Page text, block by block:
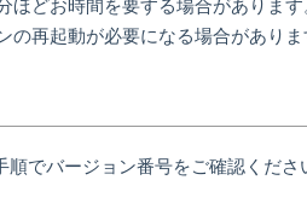
どお時間を要する場合があります
再起動が必要になる場合がありま
でバージョン番号をご確認くださ